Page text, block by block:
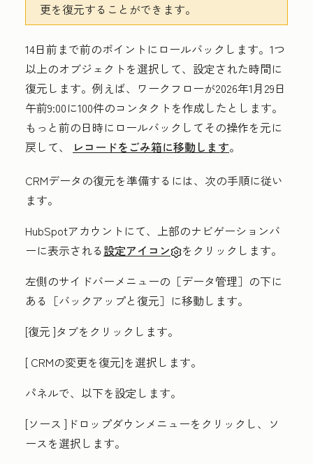
更を復元することができます。
14日前まで前のポイントにロールバックします。1つ
以上のオブジェクトを選択して、設定された時間に
復元します。例えば、ワークフローが2026年1月29日
午前9:00に100件のコンタクトを作成したとします。
もっと前の日時にロールバックしてその操作を元に
戻して、
レコードをごみ箱に移動します。
CRMデータの復元を準備するには、次の手順に従い
ます。
HubSpotアカウントにて、上部のナビゲーションバ
ーに表示される設定アイコン
をクリックします。
左側のサイドバーメニューの［データ管理］の下に
ある［バックアップと復元］に移動します。
[復元 ]タブをクリックします。
[ CRMの変更を復元]を選択します。
パネルで、以下を設定します。
[ソース ]ドロップダウンメニューをクリックし、 ソ
ースを選択します。